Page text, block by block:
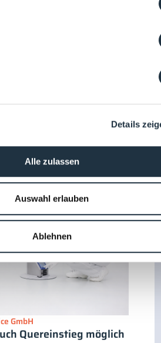
Details
Alle zulassen
Auswahl erlauben
Ablehnen
(m/w/d)
GmbH
Quereinstieg möglich